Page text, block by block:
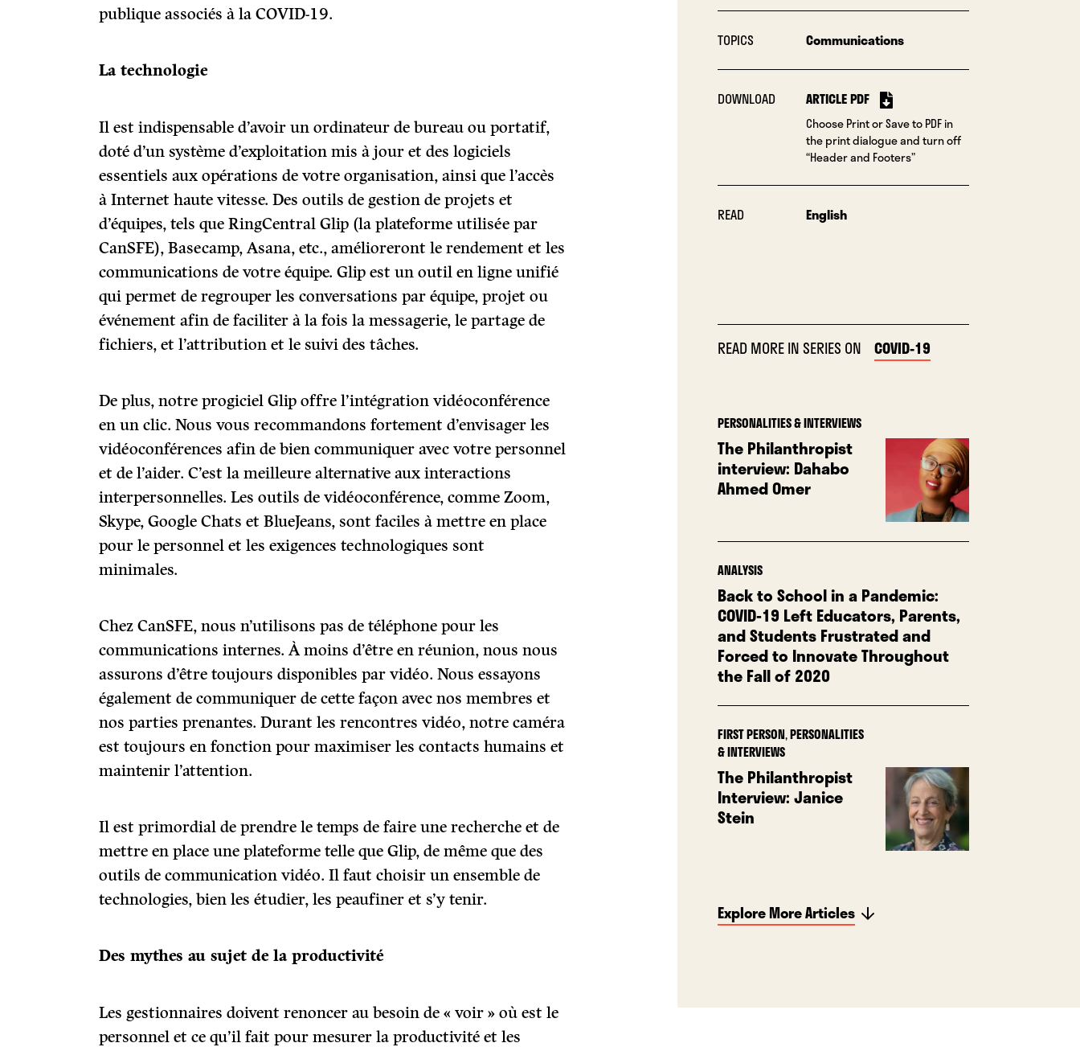
TOPICS Communications
DOWNLOAD ARTICLE PDF
Choose Print or Save to PDF in
the print dialogue and turn off
“Header and Footers”
READ English
READ MORE IN SERIES ON COVID-19
PERSONALITIES & INTERVIEWS
The Philanthropist
interview: Dahabo
Ahmed Omer
ANALYSIS
Back to School in a Pandemic:
COVID-19 Left Educators, Parents,
and Students Frustrated and
Forced to Innovate Throughout
the Fall of 2020
FIRST PERSON,PERSONALITIES
& INTERVIEWS
The Philanthropist
Interview: Janice
Stein
Explore More Articles
publique associés à la COVID-19.
La technologie
Il est indispensable d’avoir un ordinateur de bureau ou portatif,
doté d’un système d’exploitation mis à jour et des logiciels
essentiels aux opérations de votre organisation, ainsi que l’accès
à Internet haute vitesse. Des outils de gestion de projets et
d’équipes, tels que RingCentral Glip (la plateforme utilisée par
CanSFE), Basecamp, Asana, etc., amélioreront le rendement et les
communications de votre équipe. Glip est un outil en ligne unifié
qui permet de regrouper les conversations par équipe, projet ou
événement afin de faciliter à la fois la messagerie, le partage de
fichiers, et l’attribution et le suivi des tâches.
De plus, notre progiciel Glip offre l’intégration vidéoconférence
en un clic. Nous vous recommandons fortement d’envisager les
vidéoconférences afin de bien communiquer avec votre personnel
et de l’aider. C’est la meilleure alternative aux interactions
interpersonnelles. Les outils de vidéoconférence, comme Zoom,
Skype, Google Chats et BlueJeans, sont faciles à mettre en place
pour le personnel et les exigences technologiques sont
minimales.
Chez CanSFE, nous n’utilisons pas de téléphone pour les
communications internes. À moins d’être en réunion, nous nous
assurons d’être toujours disponibles par vidéo. Nous essayons
également de communiquer de cette façon avec nos membres et
nos parties prenantes. Durant les rencontres vidéo, notre caméra
est toujours en fonction pour maximiser les contacts humains et
maintenir l’attention.
Il est primordial de prendre le temps de faire une recherche et de
mettre en place une plateforme telle que Glip, de même que des
outils de communication vidéo. Il faut choisir un ensemble de
technologies, bien les étudier, les peaufiner et s’y tenir.
Des mythes au sujet de la productivité
Les gestionnaires doivent renoncer au besoin de « voir » où est le
personnel et ce qu’il fait pour mesurer la productivité et les